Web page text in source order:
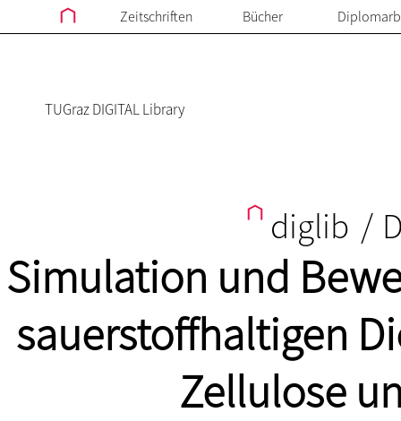
Zeitschriften Bücher
TUGraz DIGITAL Library
diglib /
Simulation und
sauerstoffhaltigen
Zellulose